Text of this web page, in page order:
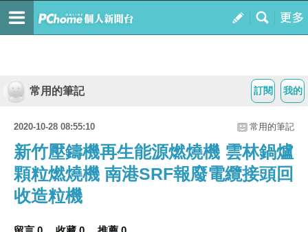
我的
訂閱
常用的筆記
2020-10-28 08:55:10 常用的筆記
新竹壓鑄機再生能源燃燒機 雲林鍋爐
顆粒燃燒機 南港SRF報廢電纜接頭回
收造粒機